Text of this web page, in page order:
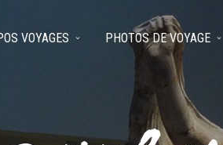
VOYAGES PHOTOS DE VOYAGE